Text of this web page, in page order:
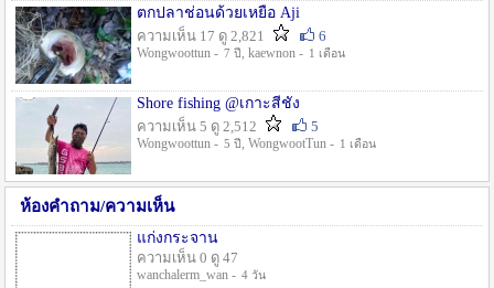
ตกปลาช่อนด้วยเหยื่อ Aji
ความเห็น 17 ดู 2,821
6
Wongwoottun - 7 ปี , kaewnon - 1 เดือน
Shore fishing @เกาะสีชัง
ความเห็น 5 ดู 2,512
5
Wongwoottun - 5 ปี , WongwootTun - 1 เดือน
ห้องคำถาม/ความเห็น
แก่งกระจาน
ความเห็น 0 ดู 47
wanchalerm_wan - 4 วัน